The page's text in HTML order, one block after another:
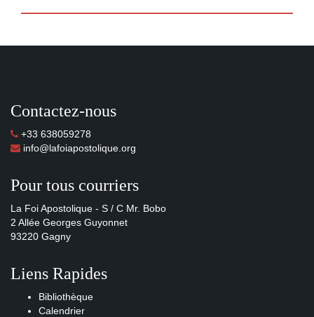
Contactez-nous
+33 638059278
info@lafoiapostolique.org
Pour tous courriers
La Foi Apostolique - S / C Mr. Bobo
2 Allée Georges Guyonnet
93220 Gagny
Liens Rapides
Bibliothèque
Calendrier